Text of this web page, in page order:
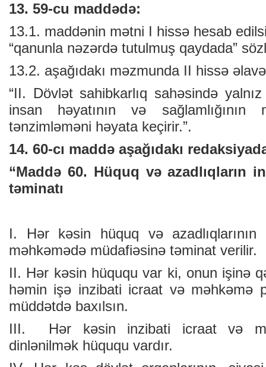
13. 59-cu maddədə:
13.1. maddənin mətni I hissə hesab
“qanunla nəzərdə tutulmuş qaydada”
13.2. aşağıdakı məzmunda II hissə
“II. Dövlət sahibkarlıq sahəsində
insan həyatının və sağlamlığının
tənzimləməni həyata keçirir.”.
14. 60-cı maddə aşağıdakı
“Maddə 60. Hüquq və azadlıqların
təminatı
I. Hər kəsin hüquq və
məhkəmədə müdafiəsinə təminat verilir.
II. Hər kəsin hüququ var ki, onun işinə
həmin işə inzibati icraat və məhkəmə
müddətdə baxılsın.
III. Hər kəsin inzibati icraat və
dinlənilmək hüququ vardır.